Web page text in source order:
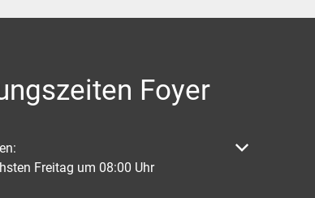
Foyer
weitere Öffnungs- oder Schließzeiten auszublenden
Freitag um 08:00 Uhr